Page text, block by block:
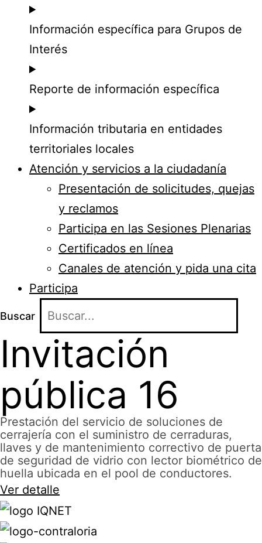
Información específica para Grupos de
Interés
Reporte de información específica
Información tributaria en entidades
territoriales locales
Atención y servicios a la ciudadanía
Presentación de solicitudes, quejas
y reclamos
Participa en las Sesiones Plenarias
Certificados en línea
Canales de atención y pida una cita
Participa
Buscar
Invitación
pública 16
Prestación del servicio de soluciones de
cerrajería con el suministro de cerraduras,
llaves y de mantenimiento correctivo de puerta
de seguridad de vidrio con lector biométrico de
huella ubicada en el pool de conductores.
Ver detalle